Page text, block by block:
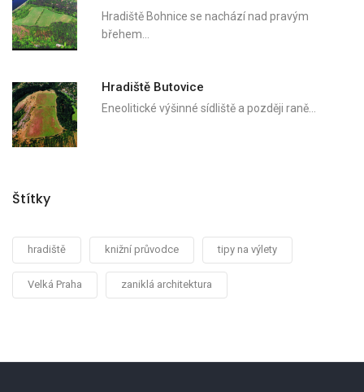
Hradiště Bohnice se nachází nad pravým
břehem…
Hradiště Butovice
Eneolitické výšinné sídliště a později raně…
Štítky
hradiště knižní průvodce tipy na výlety
Velká Praha zaniklá architektura